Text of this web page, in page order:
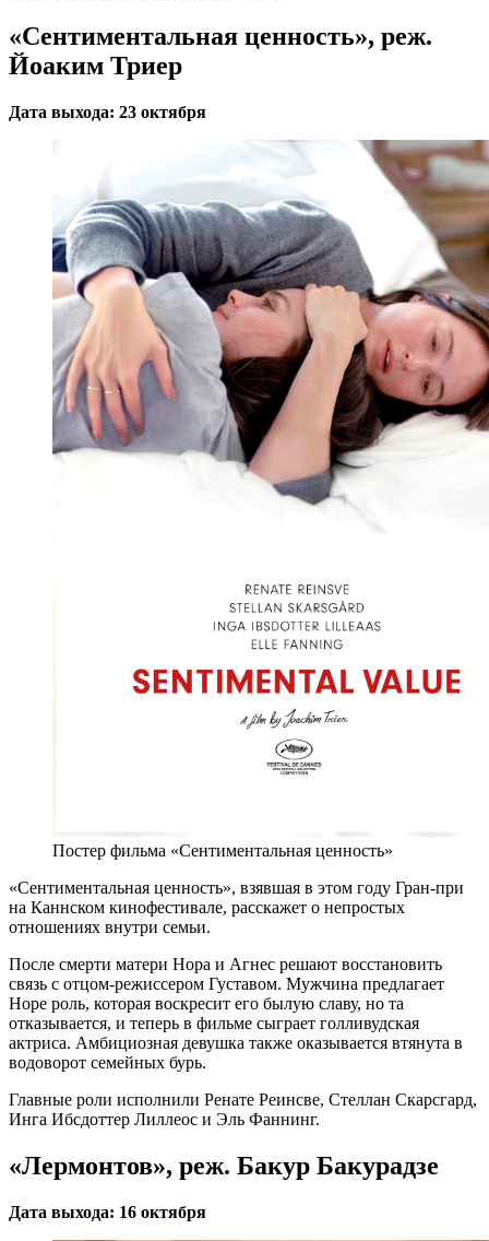
«Сентиментальная ценность», реж.
Йоаким Триер
Дата выхода: 23 октября
Постер фильма «Сентиментальная ценность»
«Сентиментальная ценность», взявшая в этом году Гран-при
на Каннском кинофестивале, расскажет о непростых
отношениях внутри семьи.
После смерти матери Нора и Агнес решают восстановить
связь с отцом-режиссером Густавом. Мужчина предлагает
Норе роль, которая воскресит его былую славу, но та
отказывается, и теперь в фильме сыграет голливудская
актриса. Амбициозная девушка также оказывается втянута в
водоворот семейных бурь.
Главные роли исполнили Ренате Реинсве, Стеллан Скарсгард,
Инга Ибсдоттер Лиллеос и Эль Фаннинг.
«Лермонтов», реж. Бакур Бакурадзе
Дата выхода: 16 октября